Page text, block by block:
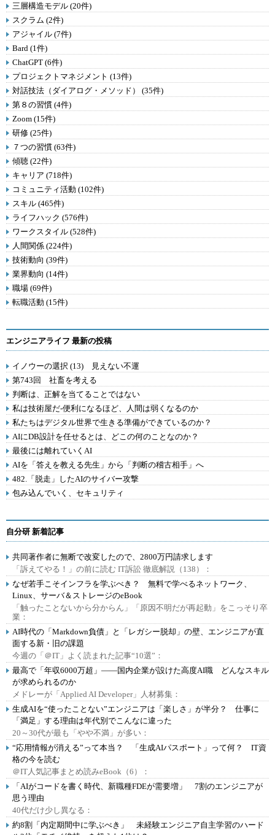
三層構造モデル (20件)
スクラム (2件)
アジャイル (7件)
Bard (1件)
ChatGPT (6件)
プロジェクトマネジメント (13件)
対話技法（ダイアログ・メソッド） (35件)
第８の習慣 (4件)
Zoom (15件)
研修 (25件)
７つの習慣 (63件)
傾聴 (22件)
キャリア (718件)
コミュニティ活動 (102件)
スキル (465件)
ライフハック (576件)
ワークスタイル (528件)
人間関係 (224件)
技術動向 (39件)
業界動向 (14件)
職場 (69件)
転職活動 (15件)
エンジニアライフ 最新の投稿
イノウーの選択 (13) 見えない不運
第743回 社畜を考える
判断は、正解を当てることではない
私は技術屋だ-便利になるほど、人間は弱くなるのか
私たちはデジタル世界で生きる準備ができているのか？
AIにDB設計を任せるとは、どこの何のことなのか？
最後には離れていくAI
AIを「答えを教える先生」から「判断の稽古相手」へ
482.「脱走」したAIのサイバー攻撃
包み込んでいく、セキュリティ
自分研 新着記事
共同著作者に無断で改変したので、2800万円請求します
「訴えてやる！」の前に読む IT訴訟 徹底解説（138）：
なぜ若手こそインフラを学ぶべき？ 無料で学べるネットワーク、
Linux、サーバ＆ストレージのeBook
「触ったことないから分からん」「原因不明だが再起動」をこっそり卒
業：
AI時代の「Markdown負債」と「レガシー脱却」の壁、エンジニアが直
面する新・旧の課題
今週の「＠IT」よく読まれた記事“10選”：
最高で「年収6000万超」――国内企業が設けた高度AI職 どんなスキル
が求められるのか
メドレーが「Applied AI Developer」人材募集：
生成AIを“使ったことない”エンジニアは「楽しさ」が半分？ 仕事に
「満足」する理由は年代別でこんなに違った
20～30代が最も「やや不満」が多い：
“応用情報が消える”って本当？ 「生成AIパスポート」って何？ IT資
格の今を読む
＠IT人気記事まとめ読みeBook（6）：
「AIがコードを書く時代、新職種FDEが需要増」 7割のエンジニアが
思う理由
40代だけ少し異なる：
約8割「内定期間中に学ぶべき」 未経験エンジニア自主学習のハード